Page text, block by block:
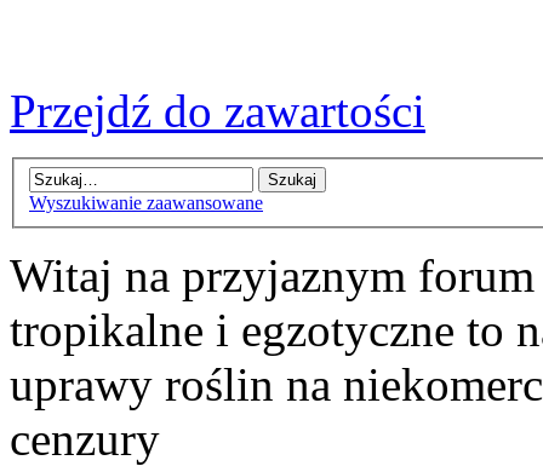
Przejdź do zawartości
Wyszukiwanie zaawansowane
Witaj na przyjaznym
tropikalne i egzotyczne to
uprawy roślin na
cenzury